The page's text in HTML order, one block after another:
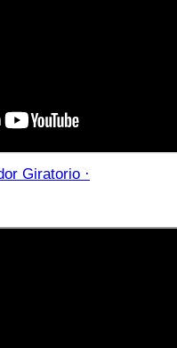
Giratorio ·